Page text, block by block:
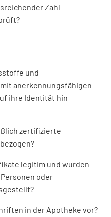
Zahl
und
anerkennungsfähigen
ihre Identität hin
zertifizierte
legitim und wurden
oder
in der Apotheke vor?